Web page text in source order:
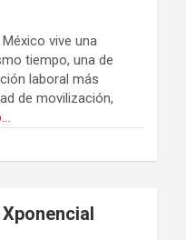
vive una
tiempo, una de
laboral más
de movilización,